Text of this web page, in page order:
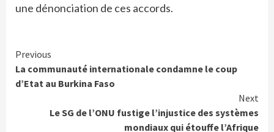
une dénonciation de ces accords.
Continue
Reading
Previous
La communauté internationale condamne le coup
d’Etat au Burkina Faso
Next
Le SG de l’ONU fustige l’injustice des systèmes
mondiaux qui étouffe l’Afrique